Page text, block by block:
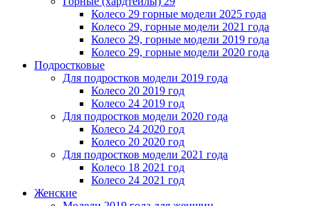
Колесо 29 горные модели 2025 года
Колесо 29, горные модели 2021 года
Колесо 29, горные модели 2019 года
Колесо 29, горные модели 2020 года
Подростковые
Для подростков модели 2019 года
Колесо 20 2019 год
Колесо 24 2019 год
Для подростков модели 2020 года
Колесо 24 2020 год
Колесо 20 2020 год
Для подростков модели 2021 года
Колесо 18 2021 год
Колесо 24 2021 год
Женскиe